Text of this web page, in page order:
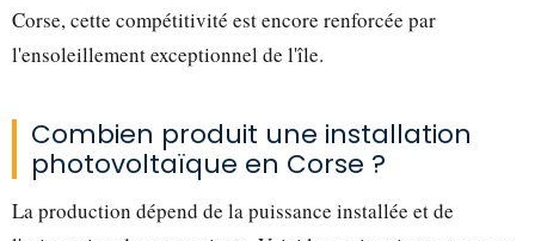
Corse, cette compétitivité est encore renforcée par
l'ensoleillement exceptionnel de l'île.
Combien produit une installation
photovoltaïque en Corse ?
La production dépend de la puissance installée et de